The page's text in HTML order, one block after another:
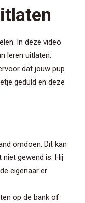
In deze video
leren uitlaten.
dat jouw pup
geduld en deze
omdoen. Dit kan
niet gewend is. Hij
eigenaar er
op de bank of